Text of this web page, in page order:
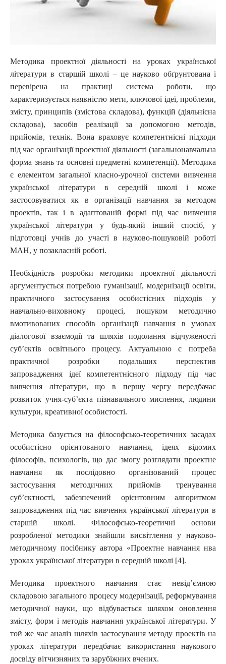
Методика проектної діяльності на уроках української
літератури в старшій школі – це науково обґрунтована і
перевірена на практиці система роботи, що
характеризується наявністю мети, ключової ідеї, проблеми,
змісту, принципів (змістова складова), функцій (діяльнісна
складова), засобів реалізації за допомогою методів,
прийомів, технік. Вона враховує компетентнісні підходи
під час організації проектної діяльності (загальнонавчальна
форма знань та основні предметні компетенції). Методика
є елементом загальної класно-урочної системи вивчення
української літератури в середній школі і може
застосовуватися як в організації навчання за методом
проектів, так і в адаптованій формі під час вивчення
української літератури у будь-який інший спосіб, у
підготовці учнів до участі в науково-пошуковій роботі
МАН, у позакласній роботі.
Необхідність розробки методики проектної діяльності
аргументується потребою гуманізації, модернізації освіти,
практичного застосування особистісних підходів у
навчально-виховному процесі, пошуком методично
вмотивованих способів організації навчання в умовах
діалогової взаємодії та шляхів подолання відчуженості
суб’єктів освітнього процесу. Актуальною є потреба
практичної розробки подальших перспектив
запровадження ідеї компетентнісного підходу під час
вивчення літератури, що в першу чергу передбачає
розвиток учня-суб’єкта пізнавального мислення, людини
культури, креативної особистості.
Методика базується на філософсько-теоретичних засадах
особистісно орієнтованого навчання, ідеях відомих
філософів, психологів, що дає змогу розглядати проектне
навчання як послідовно організований процес
застосування методичних прийомів тренування
суб’єктності, забезпечений орієнтовним алгоритмом
запровадження під час вивчення української літератури в
старшій школі. Філософсько-теоретичні основи
розробленої методики знайшли висвітлення у науково-
методичному посібнику автора «Проектне навчання нва
уроках української літератури в середній школі [4].
Методика проектного навчання стає невід’ємною
складовою загального процесу модернізації, реформування
методичної науки, що відбувається шляхом оновлення
змісту, форм і методів навчання української літератури. У
той же час аналіз шляхів застосування методу проектів на
уроках літератури передбачає використання наукового
досвіду вітчизняних та зарубіжних вчених.